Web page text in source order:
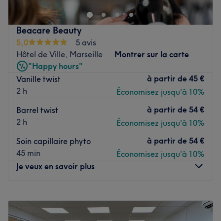
vous à vivre un moment unique hors du temps !
L'équipe
Widad et son équipe sont toujours à la pointe des
dernières tendances afin de transformer toutes vos envies
capillaires et beauté en réalité.
Nos coups de cœur :
L'atmosphère : une décoration avec une ambiance
agréable.
Les spécialités de l'établissement : les colorations,
Les marques et les produits utilisés : VVynn, Elya Maje,
Schwartzkopf et L'Oréal.
Voir le salon
Beacare Beauty
5,0
5 avis
Hôtel de Ville, Marseille
Montrer sur la carte
"Happy hours"
Vanille twist
2 h
à partir de 45 €
Économisez jusqu'à 10%
Barrel twist
2 h
à partir de 54 €
Économisez jusqu'à 10%
Soin capillaire phyto
45 min
à partir de 54 €
Économisez jusqu'à 10%
Je veux en savoir plus
Mardi
10:00
19:00
Mercredi
–19:00